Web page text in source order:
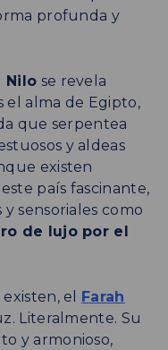
profunda y
Nilo se revela
el alma de Egipto,
que serpentea
y aldeas
existen
país fascinante,
sensoriales como
de lujo por el
el Farah
Literalmente. Su
y armonioso,